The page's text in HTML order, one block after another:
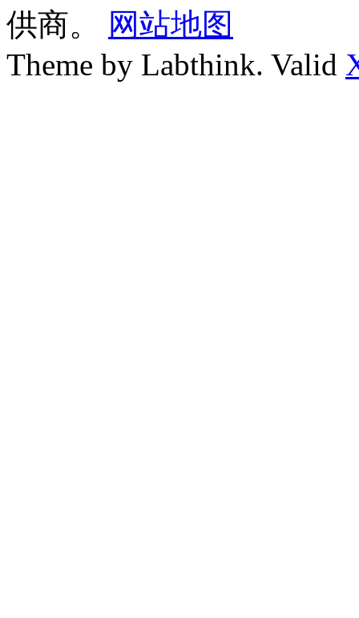
供商。
网站地图
Theme by Labthink. Valid